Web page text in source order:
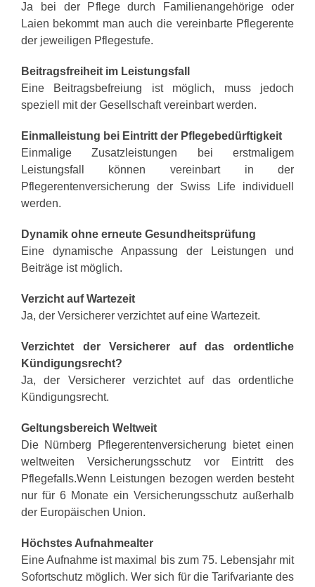
Ja bei der Pflege durch Familienangehörige oder
Laien bekommt man auch die vereinbarte Pflegerente
der jeweiligen Pflegestufe.
Beitragsfreiheit im Leistungsfall
Eine Beitragsbefreiung ist möglich, muss jedoch
speziell mit der Gesellschaft vereinbart werden.
Einmalleistung bei Eintritt der Pflegebedürftigkeit
Einmalige Zusatzleistungen bei erstmaligem
Leistungsfall können vereinbart in der
Pflegerentenversicherung der Swiss Life individuell
werden.
Dynamik ohne erneute Gesundheitsprüfung
Eine dynamische Anpassung der Leistungen und
Beiträge ist möglich.
Verzicht auf Wartezeit
Ja, der Versicherer verzichtet auf eine Wartezeit.
Verzichtet der Versicherer auf das ordentliche
Kündigungsrecht?
Ja, der Versicherer verzichtet auf das ordentliche
Kündigungsrecht.
Geltungsbereich Weltweit
Die Nürnberg Pflegerentenversicherung bietet einen
weltweiten Versicherungsschutz vor Eintritt des
Pflegefalls.Wenn Leistungen bezogen werden besteht
nur für 6 Monate ein Versicherungsschutz außerhalb
der Europäischen Union.
Höchstes Aufnahmealter
Eine Aufnahme ist maximal bis zum 75. Lebensjahr mit
Sofortschutz möglich. Wer sich für die Tarifvariante des